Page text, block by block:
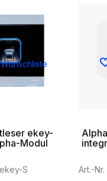
ekey-
Modul
S Art.-